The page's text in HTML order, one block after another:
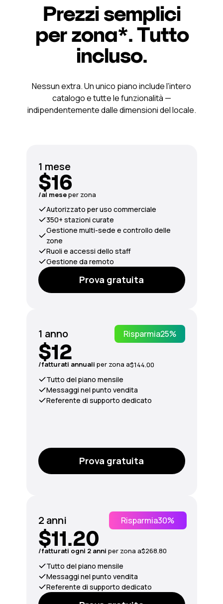
Prezzi semplici
per zona*. Tutto
incluso.
1 mese
$16
/al meseper zona
Autorizzato per uso commerciale
350+ stazioni curate
Gestione multi-sede e controllo delle
zone
Ruoli e accessi dello staff
Gestione da remoto
Prova gratuita
1 anno Risparmia25%
$12
/fatturati annuali per zona a$144.00
Tutto del piano mensile
Messaggi nel punto vendita
Referente di supporto dedicato
Prova gratuita
2 anni Risparmia30%
$11.20
/fatturati ogni 2 anni per zona a$268.80
Tutto del piano mensile
Messaggi nel punto vendita
Referente di supporto dedicato
Nessun extra. Un unico piano include l’intero
catalogo e tutte le funzionalità —
indipendentemente dalle dimensioni del locale.